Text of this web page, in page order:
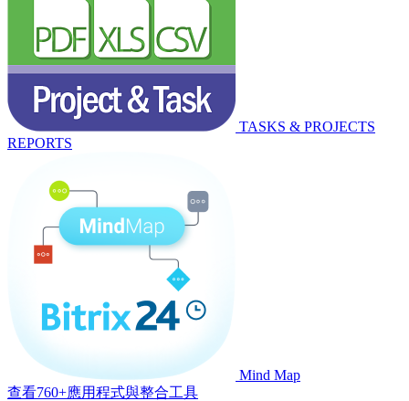
TASKS & PROJECTS
REPORTS
Mind Map
查看760+應用程式與整合工具